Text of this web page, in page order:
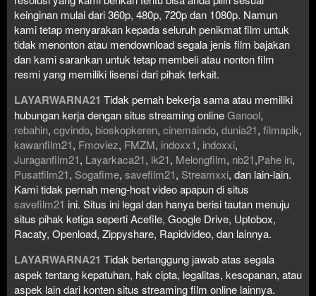
keinginan mulai dari 360p, 480p, 720p dan 1080p. Namun
kami tetap menyarakan kepada seluruh penikmat film untuk
tidak menonton atau mendownload segala jenis film bajakan
dan kami sarankan untuk tetap membeli atau nonton film
resmi yang memiliki lisensi dari pihak terkait.
LAYARWARNA21 Tidak pernah bekerja sama atau memiliki
hubungan kerja dengan situs streaming onlineGanool,
rebahin, cgvindo, bioskopkeren, cinemaindo, dunia21, filmapik,
kawanfilm21, Fmoviez, FMZM, indoxx1, indoxxi,
Juraganfilm21, Layarkaca21, lk21, Melongfilm, nb21,Pahe in,
Pusatfilm21, Sogafime, savefilm21, Streamxxi, dan lain-lain.
Kami tidak pernah meng-host video apapun di situs
savefilm21 ini. Situs ini legal dan hanya berisi tautan menuju
situs pihak ketiga seperti Acefile, Google Drive, Uptobox,
Racaty, Openload, Zippyshare, Rapidvideo, dan lainnya.
LAYARWARNA21 Tidak bertanggung jawab atas segala
aspek tentang kepatuhan, hak cipta, legalitas, kesopanan, atau
aspek lain dari konten situs streaming film online lainnya.